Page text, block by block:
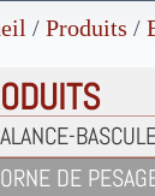
/ Produits /
Balances
DE